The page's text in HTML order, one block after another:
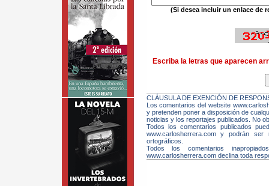
(Si desea incluir un enlace de
Escriba la letras que aparecen
CLÁUSULA DE EXENCIÓN DE
Los comentarios del website
y pretenden poner a disposición de
noticias y los reportajes publicados. No
Todos los comentarios publicados
www.carlosherrera.com y podrán
ortográficos.
Todos los comentarios
www.carlosherrera.com declina toda